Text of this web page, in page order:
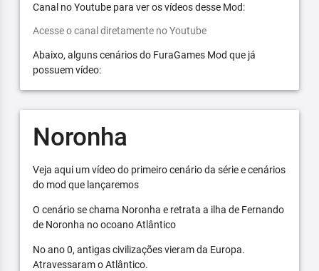
Canal no Youtube para ver os vídeos desse Mod:
Acesse o canal diretamente no Youtube
Abaixo, alguns cenários do FuraGames Mod que já
possuem vídeo:
Noronha
Veja aqui um vídeo do primeiro cenário da série e cenários
do mod que lançaremos
O cenário se chama Noronha e retrata a ilha de Fernando
de Noronha no ocoano Atlântico
No ano 0, antigas civilizações vieram da Europa.
Atravessaram o Atlântico.